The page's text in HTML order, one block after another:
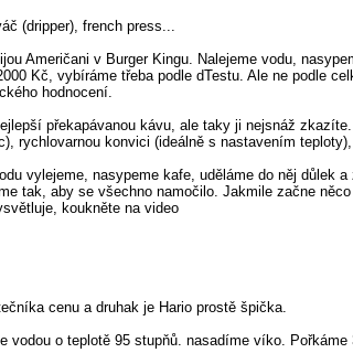
(dripper), french press...
Američani v Burger Kingu. Nalejeme vodu,
Kč, vybíráme třeba podle dTestu. Ale ne podle
hodnocení.
překapávanou kávu, ale taky ji nejsnáž
konvici (ideálně s nastavením
vylejeme, nasypeme kafe, uděláme do něj důlek
tak, aby se všechno namočilo. Jakmile začne
koukněte na video
cenu a druhak je Hario prostě špička.
vodou o teplotě 95 stupňů. nasadíme víko.